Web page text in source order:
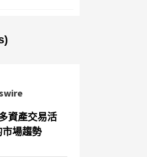
資產交易活
場趨勢